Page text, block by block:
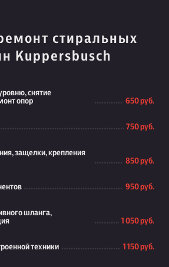
стиральных
Kuppersbusch
снятие
опор
650 руб.
750 руб.
защелки, крепления
850 руб.
950 руб.
шланга,
1 050 руб.
техники 1 150 руб.